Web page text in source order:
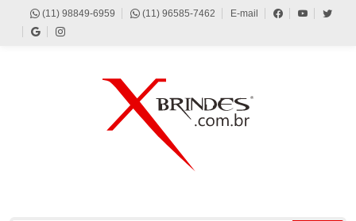
(11) 98849-6959 (11) 96585-7462 E-mail